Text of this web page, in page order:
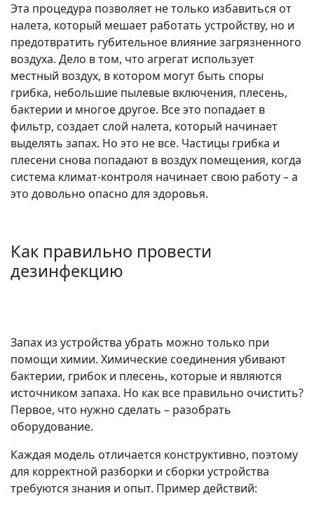
Эта процедура позволяет не только избавиться от
налета, который мешает работать устройству, но и
предотвратить губительное влияние загрязненного
воздуха. Дело в том, что агрегат использует
местный воздух, в котором могут быть споры
грибка, небольшие пылевые включения, плесень,
бактерии и многое другое. Все это попадает в
фильтр, создает слой налета, который начинает
выделять запах. Но это не все. Частицы грибка и
плесени снова попадают в воздух помещения, когда
система климат-контроля начинает свою работу – а
это довольно опасно для здоровья.
Как правильно провести
дезинфекцию
Запах из устройства убрать можно только при
помощи химии. Химические соединения убивают
бактерии, грибок и плесень, которые и являются
источником запаха. Но как все правильно очистить?
Первое, что нужно сделать – разобрать
оборудование.
Каждая модель отличается конструктивно, поэтому
для корректной разборки и сборки устройства
требуются знания и опыт. Пример действий: